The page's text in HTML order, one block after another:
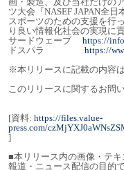
ツ大会『NASEF JAPAN全
スポーツのための支援を行
り良い情報化社会の実現に
サードウェーブ https://
ドスパラ https://
※本リリースに記載の内容
このリリースに関するお問
[資料: https://files.value-
press.com/
]
■本リリース内の画像・テ
報道・ニュース配信の目的